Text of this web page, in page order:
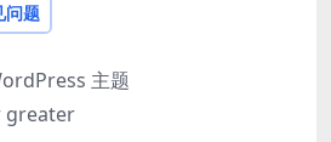
问题
主题
greater